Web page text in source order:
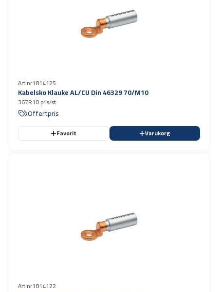
Art.nr1814125
Kabelsko Klauke AL/CU Din 46329 70/M10
367R10 pris/st
Offertpris
Favorit Varukorg
Art.nr1814122